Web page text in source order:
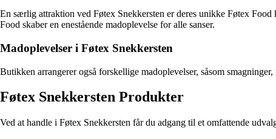
En særlig attraktion ved Føtex Snekkersten er deres unikke Føtex
Food skaber en enestående madoplevelse for alle sanser.
Madoplevelser i Føtex Snekkersten
Butikken arrangerer også forskellige madoplevelser, såsom
Føtex Snekkersten Produkter
Ved at handle i Føtex Snekkersten får du adgang til et omfattende